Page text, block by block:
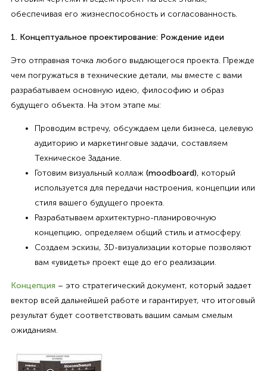
обеспечивая его жизнеспособность и согласованность.
1. Концептуальное проектирование: Рождение идеи
Это отправная точка любого выдающегося проекта. Прежде
чем погружаться в технические детали, мы вместе с вами
разрабатываем основную идею, философию и образ
будущего объекта. На этом этапе мы:
Проводим встречу, обсуждаем цели бизнеса, целевую
аудиторию и маркетинговые задачи, составляем
Техническое Задание.
Готовим визуальный коллаж (moodboard), который
используется для передачи настроения, концепции или
стиля вашего будущего проекта.
Разрабатываем архитектурно-планировочную
концепцию, определяем общий стиль и атмосферу.
Создаем эскизы, 3D-визуализации которые позволяют
вам «увидеть» проект еще до его реализации.
Концепция – это стратегический документ, который задает
вектор всей дальнейшей работе и гарантирует, что итоговый
результат будет соответствовать вашим самым смелым
ожиданиям.